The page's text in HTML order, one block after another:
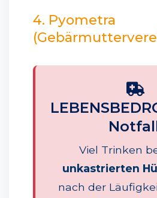
4. Pyometra
Viel Trinken
unkastrierten
nach der